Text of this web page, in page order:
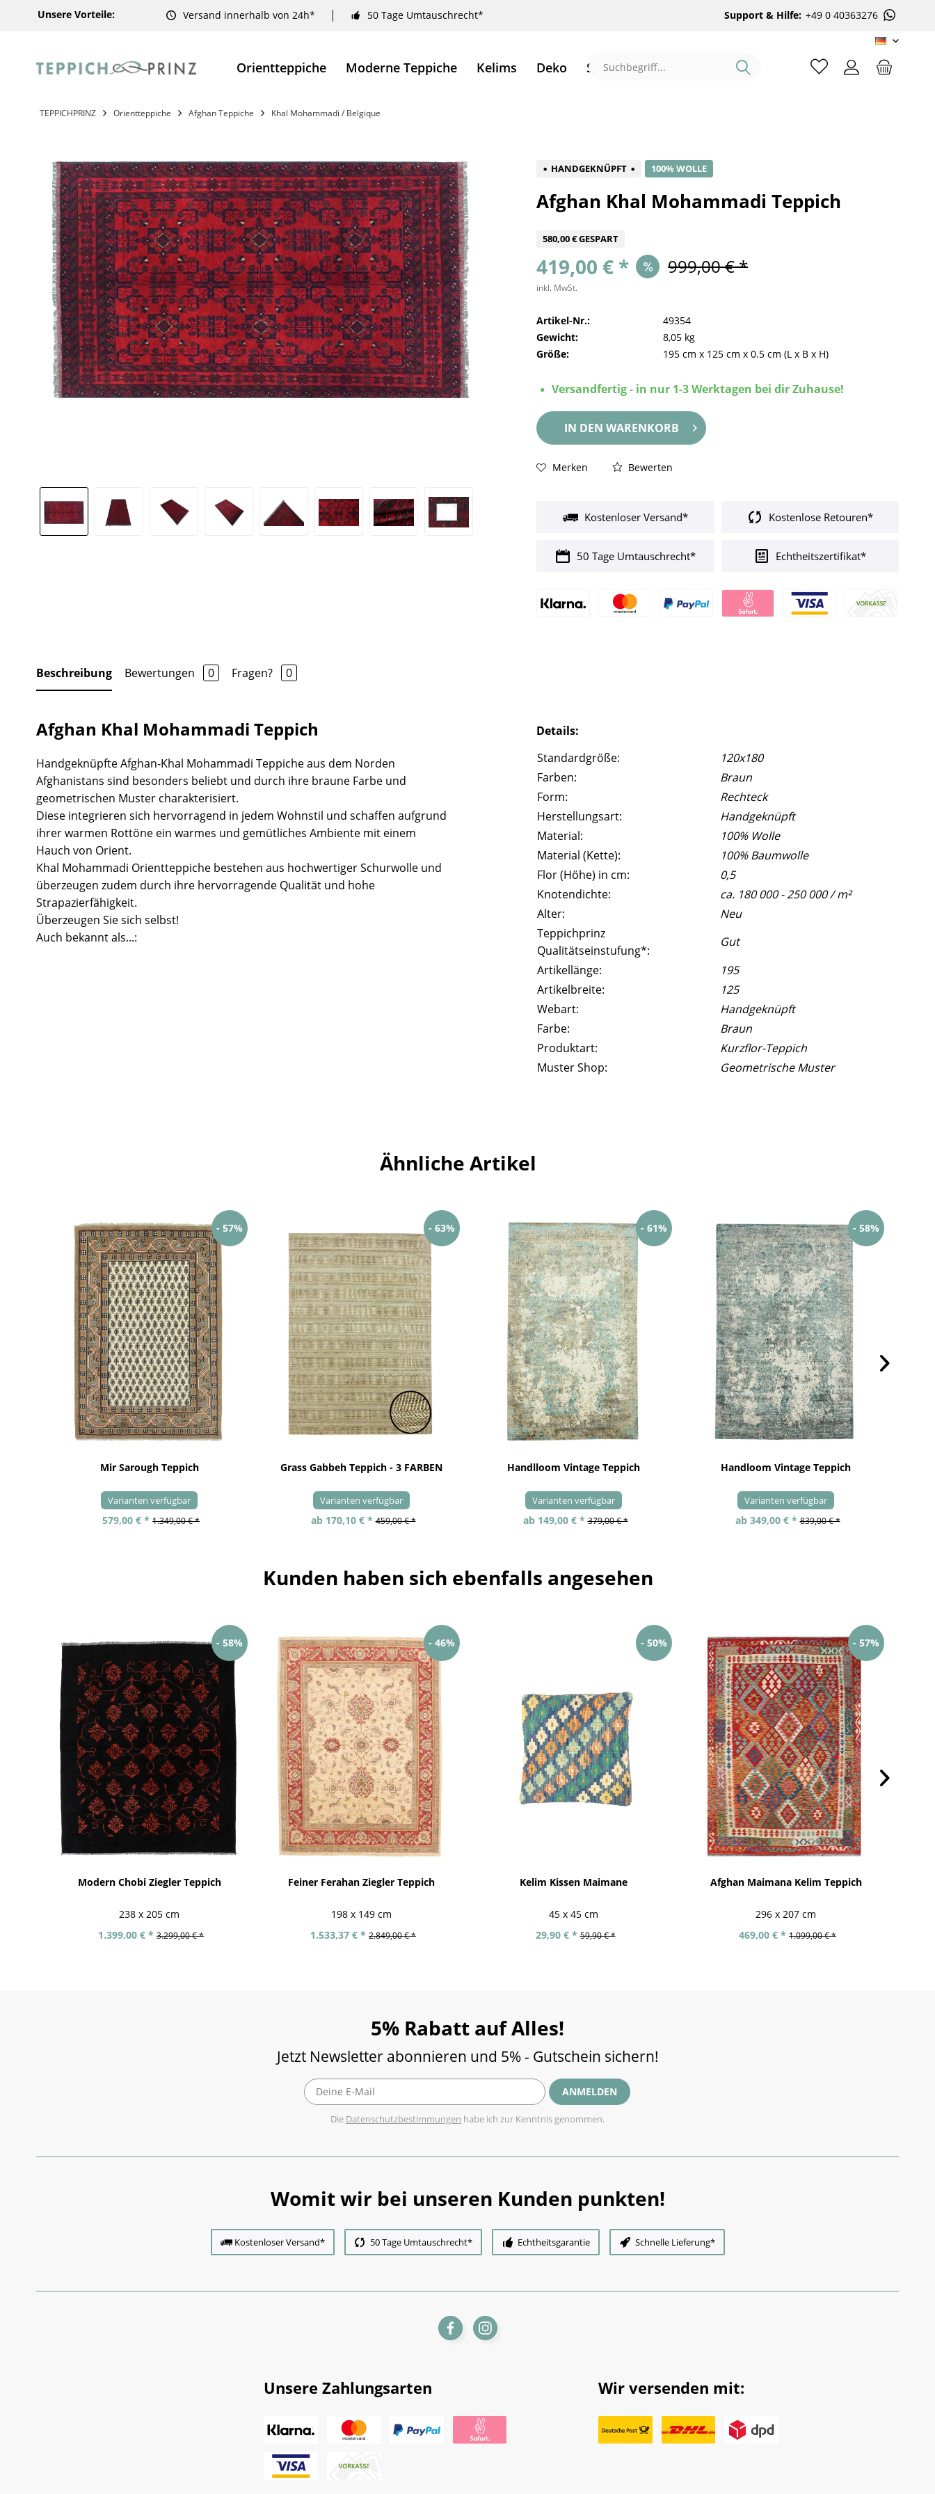
Unsere Vorteile: Versand innerhalb von 24h* 50 Tage Umtauschrecht* Support & Hilfe: +49 0 40363276
DE
Orientteppiche Moderne Teppiche Kelims Deko Sale %
TEPPICHPRINZ Orientteppiche Afghan Teppiche Khal Mohammadi / Belgique
HANDGEKNÜPFT 100% WOLLE
Afghan Khal Mohammadi Teppich
580,00 € GESPART
419,00 € * 999,00 € *
inkl. MwSt.
Artikel-Nr.:
49354
Gewicht:
8,05 kg
Größe:
195 cm x 125 cm x0.5 cm (L x B x H)
Versandfertig - in nur 1-3 Werktagen bei dir Zuhause!
IN DEN WARENKORB
Merken Bewerten
Kostenloser Versand* Kostenlose Retouren*
50 Tage Umtauschrecht* Echtheitszertifikat*
Beschreibung Bewertungen 0 Fragen? 0
Afghan Khal Mohammadi Teppich
Handgeknüpfte Afghan-Khal Mohammadi Teppiche aus dem Norden
Afghanistans sind besonders beliebt und durch ihre braune Farbe und
geometrischen Muster charakterisiert.
Diese integrieren sich hervorragend in jedem Wohnstil und schaffen aufgrund
ihrer warmen Rottöne ein warmes und gemütliches Ambiente mit einem
Hauch von Orient.
Khal Mohammadi Orientteppiche bestehen aus hochwertiger Schurwolle und
überzeugen zudem durch ihre hervorragende Qualität und hohe
Strapazierfähigkeit.
Überzeugen Sie sich selbst!
Auch bekannt als...:
Details:
Standardgröße:
120x180
Farben:
Braun
Form:
Rechteck
Herstellungsart:
Handgeknüpft
Material:
100% Wolle
Material (Kette):
100% Baumwolle
Flor (Höhe) in cm:
0,5
Knotendichte:
ca. 180 000 - 250 000 / m²
Alter:
Neu
Teppichprinz
Qualitätseinstufung*:
Gut
Artikellänge:
195
Artikelbreite:
125
Webart:
Handgeknüpft
Farbe:
Braun
Produktart:
Kurzflor-Teppich
Muster Shop:
Geometrische Muster
Ähnliche Artikel
- 57%
Mir Sarough Teppich
Varianten verfügbar
579,00 € * 1.349,00 € *
- 63%
Grass Gabbeh Teppich - 3 FARBEN
Varianten verfügbar
ab 170,10 € * 459,00 € *
- 61%
Handlloom Vintage Teppich
Varianten verfügbar
ab 149,00 € * 379,00 € *
- 58%
Handloom Vintage Teppich
Varianten verfügbar
ab 349,00 € * 839,00 € *
Kunden haben sich ebenfalls angesehen
- 58%
Modern Chobi Ziegler Teppich
238 x 205 cm
1.399,00 € * 3.299,00 € *
- 46%
Feiner Ferahan Ziegler Teppich
198 x 149 cm
1.533,37 € * 2.849,00 € *
- 50%
Kelim Kissen Maimane
45 x 45 cm
29,90 € * 59,90 € *
- 57%
Afghan Maimana Kelim Teppich
296 x 207 cm
469,00 € * 1.099,00 € *
5% Rabatt auf Alles!
Jetzt Newsletter abonnieren und 5% - Gutschein sichern!
ANMELDEN
Die Datenschutzbestimmungen habe ich zur Kenntnis genommen.
Womit wir bei unseren Kunden punkten!
Kostenloser Versand* 50 Tage Umtauschrecht* Echtheitsgarantie Schnelle Lieferung*
Unsere Zahlungsarten Wir versenden mit: